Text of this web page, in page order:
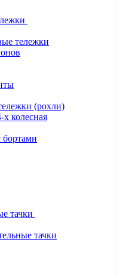
тележки
(рохли)
колесная
тачки
тачки